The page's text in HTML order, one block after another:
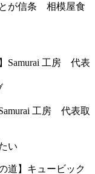
が信条 相模屋食
工房 代表取
い